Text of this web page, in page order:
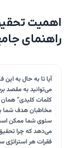
اهمیت
راهنمای
آیا تا به حال به
می‌توانید به مقصد
کلمات کلیدی”
مخاطبان هدف شما
سئوی شما ممکن
می‌دهد که چرا
فقرات هر